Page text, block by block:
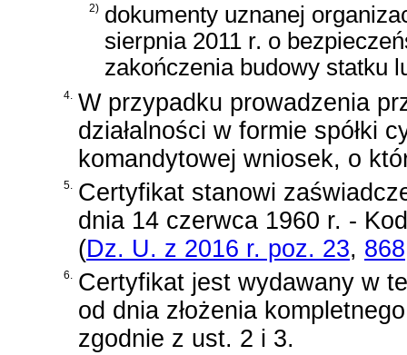
2) dokumenty uznanej
sierpnia 2011 r. o
zakończenia budowy statku
4. W przypadku prowadzenia
działalności w formie spółki
komandytowej wniosek, o
5. Certyfikat stanowi
dnia 14 czerwca 1960 r. -
(Dz. U. z 2016 r. poz. 23, 868
6. Certyfikat jest wydawany w
od dnia złożenia
zgodnie z ust. 2 i 3.